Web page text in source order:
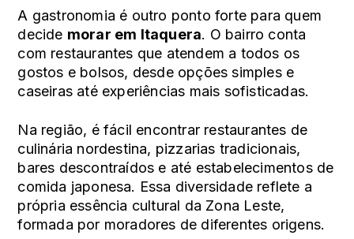
A gastronomia é outro ponto forte para quem
decide morar em Itaquera. O bairro conta
com restaurantes que atendem a todos os
gostos e bolsos, desde opções simples e
caseiras até experiências mais sofisticadas.
Na região, é fácil encontrar restaurantes de
culinária nordestina, pizzarias tradicionais,
bares descontraídos e até estabelecimentos de
comida japonesa. Essa diversidade reflete a
própria essência cultural da Zona Leste,
formada por moradores de diferentes origens.